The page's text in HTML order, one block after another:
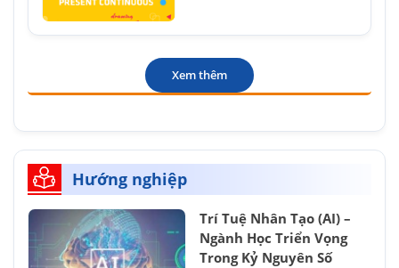
Xem thêm
Hướng nghiệp
Trí Tuệ Nhân Tạo (AI) –
Ngành Học Triển Vọng
Trong Kỷ Nguyên Số